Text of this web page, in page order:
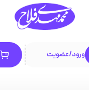
ورود/عضویت